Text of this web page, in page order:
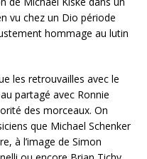
vu chez un Dio période
hommage au lutin
les retrouvailles avec le
partagé avec Ronnie
des morceaux. On
que Michael Schenker
à l’image de Simon